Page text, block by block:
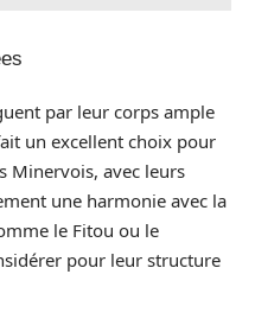
par leur corps ample
un excellent choix pour
Minervois, avec leurs
une harmonie avec la
le Fitou ou le
pour leur structure